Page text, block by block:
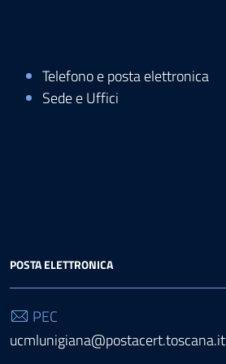
Telefono e posta elettronica
Sede e Uffici
POSTA ELETTRONICA
PEC
ucmlunigiana@postacert.toscana.it